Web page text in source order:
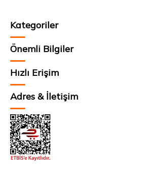
Kategoriler
Önemli Bilgiler
Hızlı Erişim
Adres & İletişim